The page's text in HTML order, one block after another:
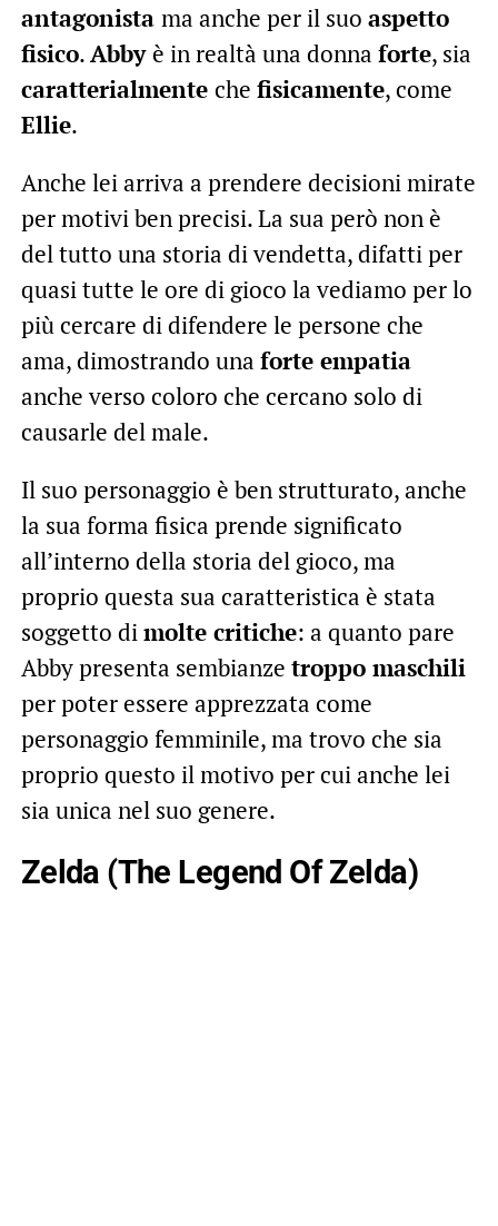
antagonista ma anche per il suo aspetto
fisico.Abbyè in realtà una donna forte, sia
caratterialmente che fisicamente, come
Ellie.
Anche lei arriva a prendere decisioni mirate
per motivi ben precisi. La sua però non è
del tutto una storia di vendetta, difatti per
quasi tutte le ore di gioco la vediamo per lo
più cercare di difendere le persone che
ama, dimostrando una forte empatia
anche verso coloro che cercano solo di
causarle del male.
Il suo personaggio è ben strutturato, anche
la sua forma fisica prende significato
all’interno della storia del gioco, ma
proprio questa sua caratteristica è stata
soggetto di molte critiche: a quanto pare
Abby presenta sembianze troppo maschili
per poter essere apprezzata come
personaggio femminile, ma trovo che sia
proprio questo il motivo per cui anche lei
sia unica nel suo genere.
Zelda (The Legend Of Zelda)